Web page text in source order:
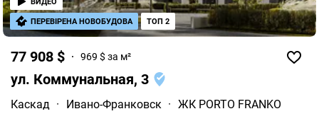
77 908 $ 969 $ за м²
ул. Коммунальная, 3
Каскад · Ивано-Франковск · ЖК PORTO FRANKO
ПЕРЕВІРЕНА НОВОБУДОВА ТОП 2